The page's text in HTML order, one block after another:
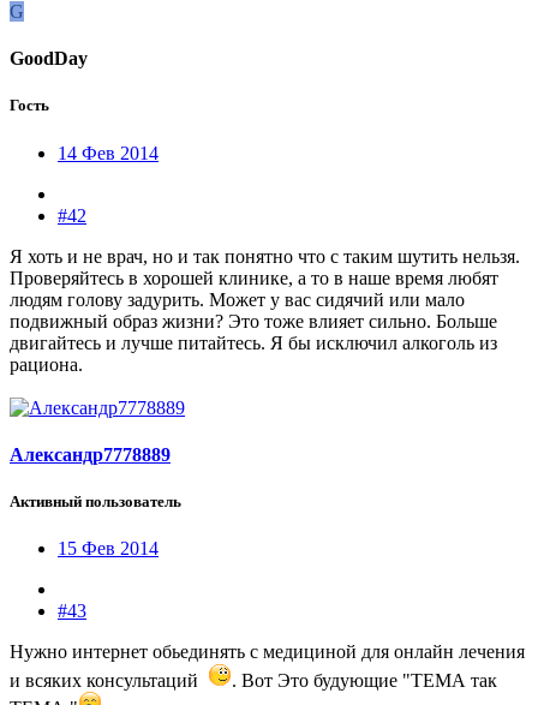
G
GoodDay
Гость
14 Фев 2014
#42
Я хоть и не врач, но и так понятно что с таким шутить нельзя.
Проверяйтесь в хорошей клинике, а то в наше время любят
людям голову задурить. Может у вас сидячий или мало
подвижный образ жизни? Это тоже влияет сильно. Больше
двигайтесь и лучше питайтесь. Я бы исключил алкоголь из
рациона.
Александр7778889
Активный пользователь
15 Фев 2014
#43
Нужно интернет обьединять с медициной для онлайн лечения
и всяких консультаций
. Вот Это будующие "ТЕМА так